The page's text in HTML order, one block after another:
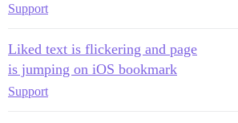
Support
Liked text is flickering and page
is jumping on iOS bookmark
Support